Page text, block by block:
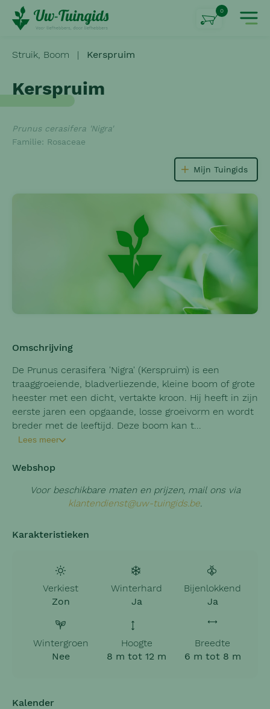
0
Struik, Boom | Kerspruim
Kerspruim
Prunus cerasifera 'Nigra'
Familie: Rosaceae
Mijn Tuingids
Omschrijving
De Prunus cerasifera 'Nigra' (Kerspruim) is een
traaggroeiende, bladverliezende, kleine boom of grote
heester met een dicht, vertakte kroon. Hij heeft in zijn
eerste jaren een opgaande, losse groeivorm en wordt
breder met de leeftijd. Deze boom kan t...
Lees meer
Webshop
Voor beschikbare maten en prijzen, mail ons via
klantendienst@uw-tuingids.be.
Karakteristieken
Verkiest
Zon
Winterhard
Ja
Bijenlokkend
Ja
Wintergroen
Nee
Hoogte
8 m tot 12 m
Breedte
6 m tot 8 m
Kalender